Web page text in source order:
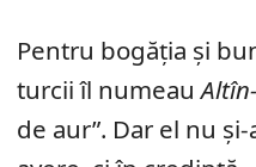
Pentru bogăția și
turcii îl numeau
de aur”. Dar el nu